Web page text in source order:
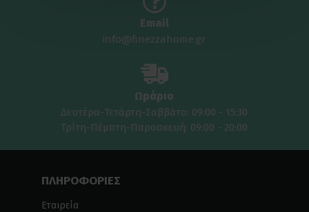
Email
info@finezzahome.gr
Ωράριο
Δευτέρα-Τετάρτη-Σαββάτο: 09:00 - 15:30
Τρίτη-Πέμπτη-Παρασκευή: 09:00 - 20:00
ΠΛΗΡΟΦΟΡΙΕΣ
Εταιρεία